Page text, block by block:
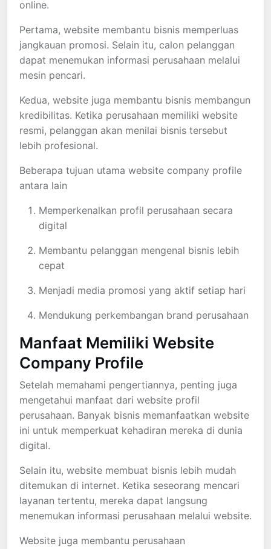
online.
Pertama, website membantu bisnis memperluas
jangkauan promosi. Selain itu, calon pelanggan
dapat menemukan informasi perusahaan melalui
mesin pencari.
Kedua, website juga membantu bisnis membangun
kredibilitas. Ketika perusahaan memiliki website
resmi, pelanggan akan menilai bisnis tersebut
lebih profesional.
Beberapa tujuan utama website company profile
antara lain
Memperkenalkan profil perusahaan secara
digital
Membantu pelanggan mengenal bisnis lebih
cepat
Menjadi media promosi yang aktif setiap hari
Mendukung perkembangan brand perusahaan
Manfaat Memiliki Website
Company Profile
Setelah memahami pengertiannya, penting juga
mengetahui manfaat dari website profil
perusahaan. Banyak bisnis memanfaatkan website
ini untuk memperkuat kehadiran mereka di dunia
digital.
Selain itu, website membuat bisnis lebih mudah
ditemukan di internet. Ketika seseorang mencari
layanan tertentu, mereka dapat langsung
menemukan informasi perusahaan melalui website.
Website juga membantu perusahaan